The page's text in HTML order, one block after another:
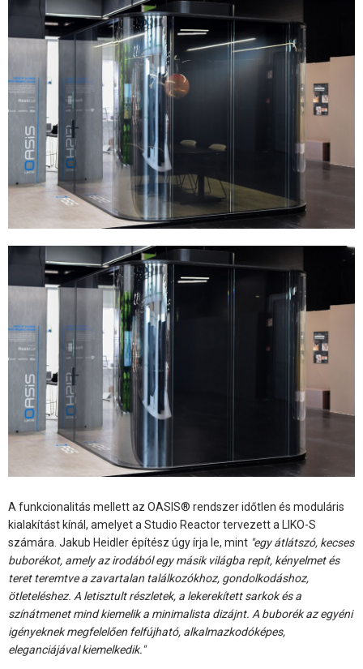
A funkcionalitás mellett az OASIS® rendszer időtlen és moduláris
kialakítást kínál, amelyet a Studio Reactor tervezett a LIKO-S
számára. Jakub Heidler építész úgy írja le, mint "egy átlátszó, kecses
buborékot, amely az irodából egy másik világba repít, kényelmet és
teret teremtve a zavartalan találkozókhoz, gondolkodáshoz,
ötleteléshez. A letisztult részletek, a lekerekített sarkok és a
színátmenet mind kiemelik a minimalista dizájnt. A buborék az egyéni
igényeknek megfelelően felfújható, alkalmazkodóképes,
eleganciájával kiemelkedik."